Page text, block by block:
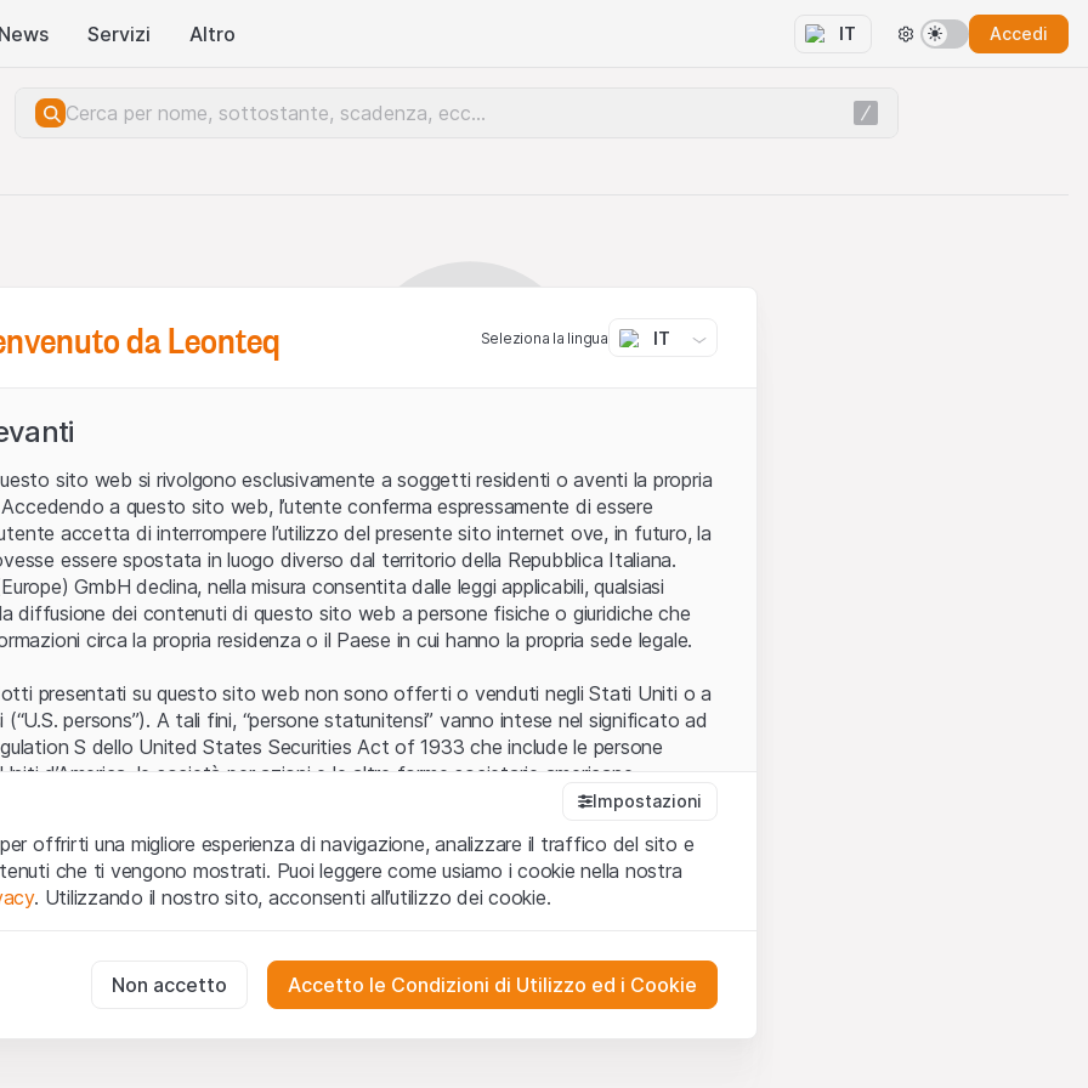
News Servizi Altro IT Accedi
Errore del server.
da Leonteq Seleziona la lingua IT
sito web si rivolgono esclusivamente a soggetti residenti o aventi la propria
a questo sito web, l’utente conferma espressamente di essere
accetta di interrompere l’utilizzo del presente sito internet ove, in futuro, la
essere spostata in luogo diverso dal territorio della Repubblica Italiana.
GmbH declina, nella misura consentita dalle leggi applicabili, qualsiasi
diffusione dei contenuti di questo sito web a persone fisiche o giuridiche che
circa la propria residenza o il Paese in cui hanno la propria sede legale.
presentati su questo sito web non sono offerti o venduti negli Stati Uniti o a
persons”). A tali fini, “persone statunitensi” vanno intese nel significato ad
S dello United States Securities Act of 1933 che include le persone
d’America, le società per azioni e le altre forme societarie americane.
web (di seguito, il “Sito”) si dichiara di aver compreso e di accettare le
avvertenze importanti e le condizioni di utilizzo ivi rese disponibili. Nel caso in
utilizzonon siano accettate, l’utente è tenuto ad interrompere l’utilizzo del
o invito ad acquistare
i dati, i servizi, gli strumenti, i documenti (i “Contenuti del Sito”) contenuti o
web hanno esclusivamente finalità informative e non rappresentano né
Impostazioni
offrirti una migliore esperienza di navigazione, analizzare il traffico del sito e
che ti vengono mostrati. Puoi leggere come usiamo i cookie nella nostra
. Utilizzando il nostro sito, acconsenti all’utilizzo dei cookie.
per il funzionamento del sito web e non possono essere disattivati.
Non accetto Accetto le Condizioni di Utilizzo ed i Cookie